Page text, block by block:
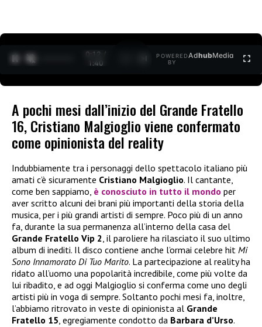
0:12 /
1:40
POWERED
BY
AdhubMedia
A pochi mesi dall’inizio del Grande Fratello
16, Cristiano Malgioglio viene confermato
come opinionista del reality
Indubbiamente tra i personaggi dello spettacolo italiano più
amati c’è sicuramente Cristiano Malgioglio. Il cantante,
come ben sappiamo, è conosciuto in tutto il mondo per
aver scritto alcuni dei brani più importanti della storia della
musica, per i più grandi artisti di sempre. Poco più di un anno
fa, durante la sua permanenza all’interno della casa del
Grande Fratello Vip 2, il paroliere ha rilasciato il suo ultimo
album di inediti. Il disco contiene anche l’ormai celebre hit Mi
Sono Innamorato Di Tuo Marito. La partecipazione al reality ha
ridato all’uomo una popolarità incredibile, come più volte da
lui ribadito, e ad oggi Malgioglio si conferma come uno degli
artisti più in voga di sempre. Soltanto pochi mesi fa, inoltre,
l’abbiamo ritrovato in veste di opinionista al Grande
Fratello 15, egregiamente condotto da Barbara d’Urso.